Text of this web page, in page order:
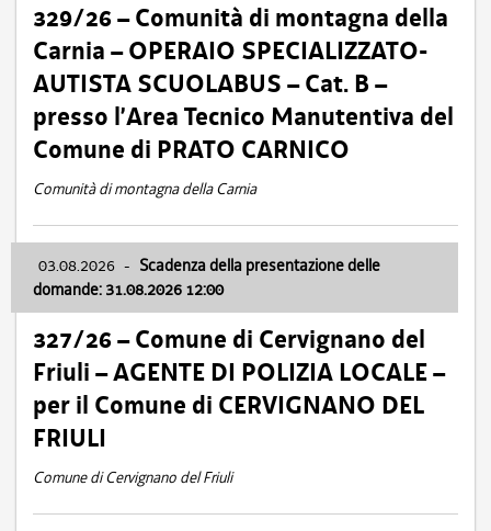
329/26 – Comunità di montagna della
Carnia – OPERAIO SPECIALIZZATO-
AUTISTA SCUOLABUS – Cat. B –
presso l’Area Tecnico Manutentiva del
Comune di PRATO CARNICO
Comunità di montagna della Carnia
03.08.2026 - Scadenza della presentazione delle
domande: 31.08.2026 12:00
327/26 – Comune di Cervignano del
Friuli – AGENTE DI POLIZIA LOCALE –
per il Comune di CERVIGNANO DEL
FRIULI
Comune di Cervignano del Friuli